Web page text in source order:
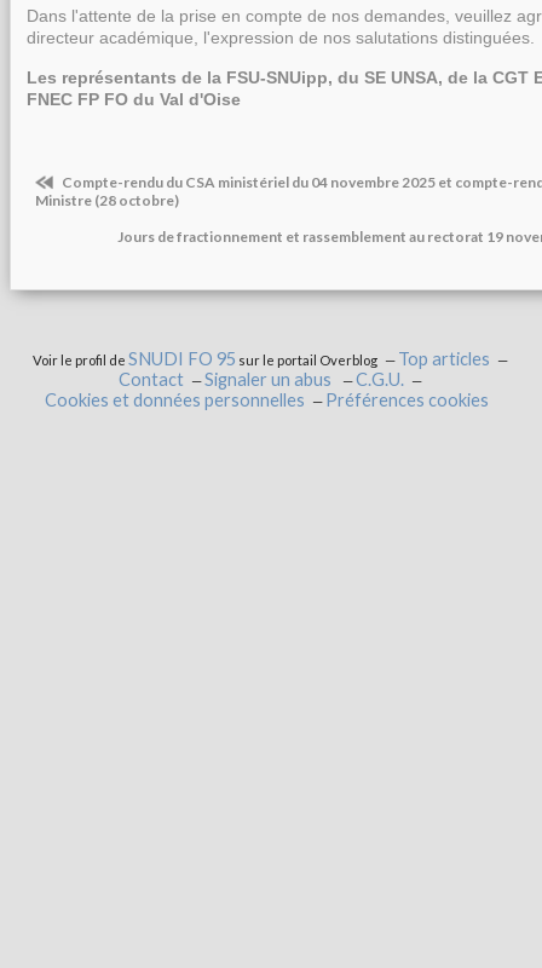
Dans l'attente de la prise en compte de nos demandes, veuillez
directeur académique, l'expression de nos salutations distinguées.
Les représentants de la FSU-SNUipp, du SE UNSA, de la CGT
FNEC FP FO du Val d'Oise
Compte-rendu du CSA ministériel du 04 novembre 2025 et compte-
Ministre (28 octobre)
Jours de fractionnement et rassemblement au rectorat 19
Voir le profil deSNUDI FO 95 sur le portail Overblog
Top articles
Contact
Signaler un abus
C.G.U.
Cookies et données personnelles
Préférences cookies